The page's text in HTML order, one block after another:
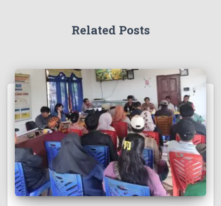
Related Posts